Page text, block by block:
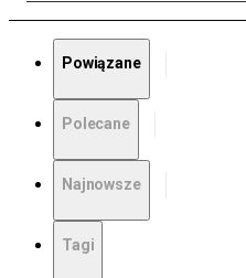
Powiązane
Polecane
Najnowsze
Tagi